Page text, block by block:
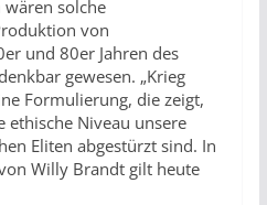
solche
von
und 80er Jahren des
gewesen. „Krieg
Formulierung, die zeigt,
ethische Niveau unsere
Eliten abgestürzt sind. In
Willy Brandt gilt heute